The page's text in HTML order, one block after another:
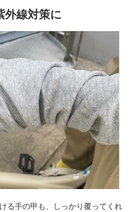
外線対策に
る手の甲も、しっかり覆ってくれ